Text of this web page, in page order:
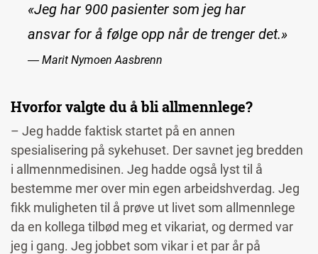
«Jeg har 900 pasienter som jeg har
ansvar for å følge opp når de trenger det.»
― Marit Nymoen Aasbrenn
Hvorfor valgte du å bli allmennlege?
– Jeg hadde faktisk startet på en annen
spesialisering på sykehuset. Der savnet jeg bredden
i allmennmedisinen. Jeg hadde også lyst til å
bestemme mer over min egen arbeidshverdag. Jeg
fikk muligheten til å prøve ut livet som allmennlege
da en kollega tilbød meg et vikariat, og dermed var
jeg i gang. Jeg jobbet som vikar i et par år på